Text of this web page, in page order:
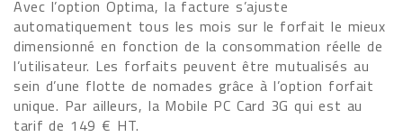
Avec l’option Optima, la facture s’ajuste
automatiquement tous les mois sur le forfait le mieux
dimensionné en fonction de la consommation réelle de
l’utilisateur. Les forfaits peuvent être mutualisés au
sein d’une flotte de nomades grâce à l’option forfait
unique. Par ailleurs, la Mobile PC Card 3G qui est au
tarif de 149 € HT.